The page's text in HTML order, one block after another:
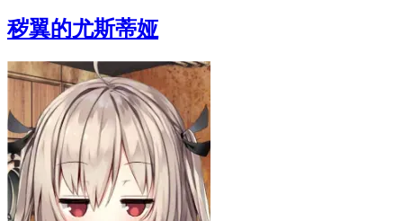
秽翼的尤斯蒂娅